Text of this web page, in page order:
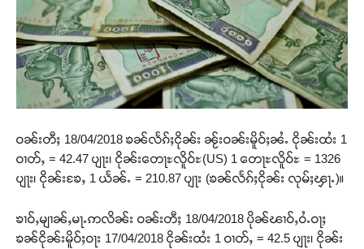
ဝၼ်းတီႈ 18/04/2018 ၶၼ်လႅၵ်ႈငိုၼ်း ၼႂ်းဝၼ်းမိူဝ်ႈၼႆႉ ငိုၼ်းထႆး 1
ဝၢတ်ႇ = 42.47 ပျႃး၊ ငိုၼ်းတေႃႊလိူဝ်ႊ(US) 1 တေႃႊလိူဝ်ႊ = 1326
ပျႃး၊ ငိုၼ်းၶႄႇ 1 ယႅၼ်ႉ = 210.87 ပျႃး (ၶၼ်လႅၵ်ႈငိုၼ်း လုမ်ႈၾႃႉ)။
ၶၢဝ်ႇမျၢၼ်ႇမႃႉဢလိၼ်း ဝၼ်းတီႈ 18/04/2018 ပိုၼ်ၽၢဝ်ႇဝႆႉဝႃႈ
ၶၼ်ငိုၼ်းမိူဝ်ႈဝႃး 17/04/2018 ငိုၼ်းထႆး 1 ဝၢတ်ႇ = 42.5 ပျႃး၊ ငိုၼ်း